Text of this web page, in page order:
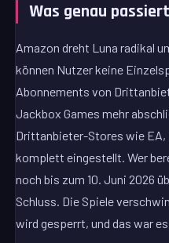
Was genau
Amazon dreht Luna radikal
können Nutzer keine
Abonnements von
Jackbox Games mehr
Drittanbieter-Stores wie EA,
komplett eingestellt. Wer
noch bis zum 10. Juni 2026
Schluss. Die Spiele
wird gesperrt, und das war es